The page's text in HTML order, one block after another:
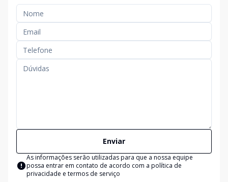
Enviar
As informações serão utilizadas para que a nossa equipe
possa entrar em contato de acordo com a política de
privacidade e termos de serviço